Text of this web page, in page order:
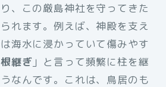
、この厳島神社を守ってきた
れます。例えば、神殿を支え
海水に浸かっていて傷みやす
根継ぎ 」と言って頻繁に柱を継
なんです。これは、鳥居のも